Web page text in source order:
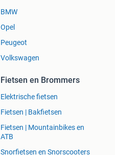
BMW
Opel
Peugeot
Volkswagen
Fietsen en Brommers
Elektrische fietsen
Fietsen | Bakfietsen
Fietsen | Mountainbikes en
ATB
Snorfietsen en Snorscooters